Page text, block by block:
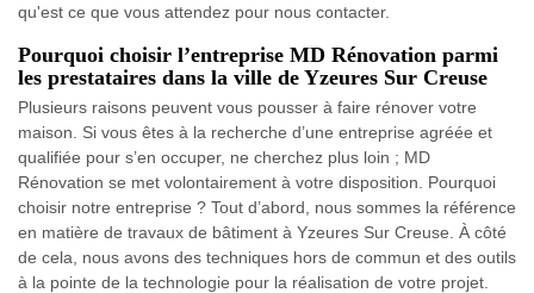
qu'est ce que vous attendez pour nous contacter.
Pourquoi choisir l’entreprise MD Rénovation parmi
les prestataires dans la ville de Yzeures Sur Creuse
Plusieurs raisons peuvent vous pousser à faire rénover votre
maison. Si vous êtes à la recherche d’une entreprise agréée et
qualifiée pour s’en occuper, ne cherchez plus loin ; MD
Rénovation se met volontairement à votre disposition. Pourquoi
choisir notre entreprise ? Tout d’abord, nous sommes la référence
en matière de travaux de bâtiment à Yzeures Sur Creuse. À côté
de cela, nous avons des techniques hors de commun et des outils
à la pointe de la technologie pour la réalisation de votre projet.